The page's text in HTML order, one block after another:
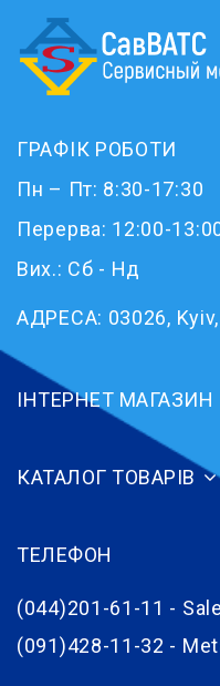
ГРАФІК РОБОТИ
Пн – Пт: 8:30-17:30
Перерва: 12:00-
Вих.: Сб - Нд
АДРЕСА: 03026,
ІНТЕРНЕТ МАГАЗИН
КАТАЛОГ ТОВАРІВ
ТЕЛЕФОН
(044)201-61-11 -
(091)428-11-32 -